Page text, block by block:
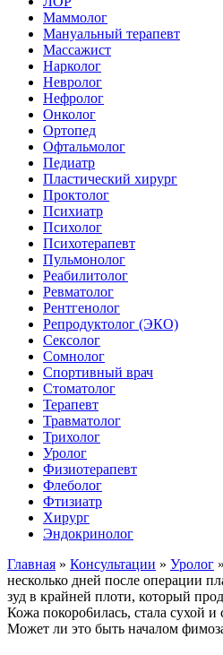
Маммолог
Мануальный терапевт
Массажист
Нарколог
Невролог
Нефролог
Онколог
Ортопед
Офтальмолог
Педиатр
Пластический хирург
Проктолог
Психиатр
Психолог
Психотерапевт
Пульмонолог
Реабилитолог
Ревматолог
Рентгенолог
Репродуктолог (ЭКО)
Сексолог
Сомнолог
Спортивный врач
Стоматолог
Терапевт
Травматолог
Трихолог
Уролог
Физиотерапевт
Флеболог
Фтизиатр
Хирург
Эндокринолог
Главная » Консультации » Уролог »
несколько дней после операции
зуд в крайней плоти, который
Кожа покоро6илась, стала сухой и
Может ли это быть началом